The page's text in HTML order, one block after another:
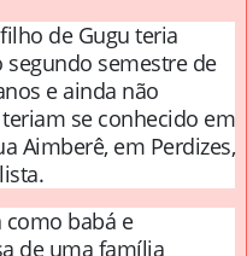
de Gugu teria
semestre de
e ainda não
se conhecido em
Aimberê, em Perdizes,
como babá e
de uma família